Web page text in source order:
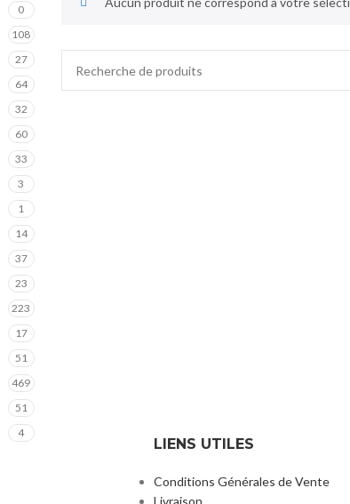
0
108
27
64
32
60
33
3
1
14
37
23
223
17
51
469
51
4
LIENS UTILES
Conditions Générales de Vente
Livraison